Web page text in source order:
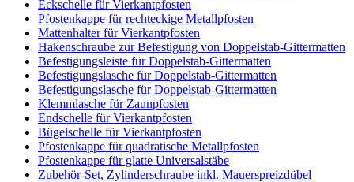
Eckschelle für Vierkantpfosten
Pfostenkappe für rechteckige Metallpfosten
Mattenhalter für Vierkantpfosten
Hakenschraube zur Befestigung von Doppelstab-Gittermatten
Befestigungsleiste für Doppelstab-Gittermatten
Befestigungslasche für Doppelstab-Gittermatten
Befestigungslasche für Doppelstab-Gittermatten
Klemmlasche für Zaunpfosten
Endschelle für Vierkantpfosten
Bügelschelle für Vierkantpfosten
Pfostenkappe für quadratische Metallpfosten
Pfostenkappe für glatte Universalstäbe
Zubehör-Set, Zylinderschraube inkl. Mauerspreizdübel